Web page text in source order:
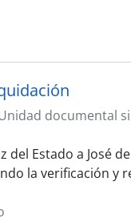
documental
Estado a José
la verificación y